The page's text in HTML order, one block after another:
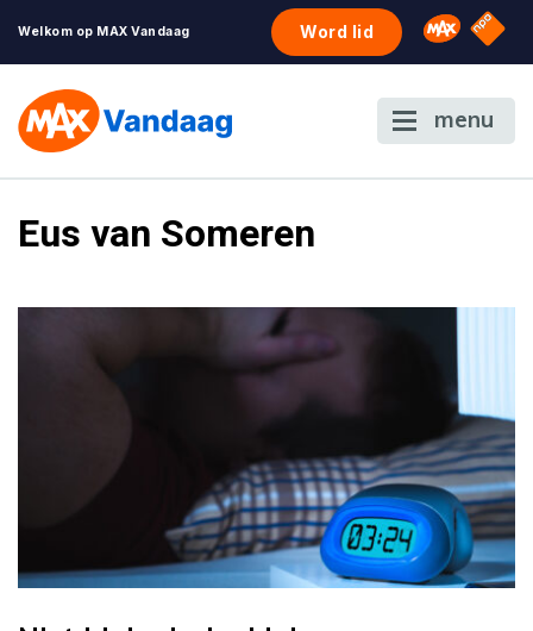
Welkom op MAX Vandaag Word lid Omroep
NPO
menu
Eus van Someren